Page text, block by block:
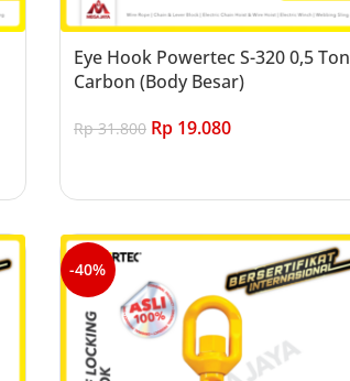
Eye Hook Powertec S-320 0,5 Ton
Carbon (Body Besar)
Rp31.800 Rp19.080
-40%